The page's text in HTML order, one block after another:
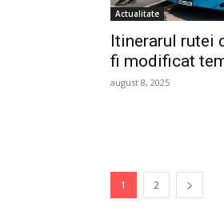
Actualitate
Itinerarul rutei
fi modificat
august 8, 2025
1 2